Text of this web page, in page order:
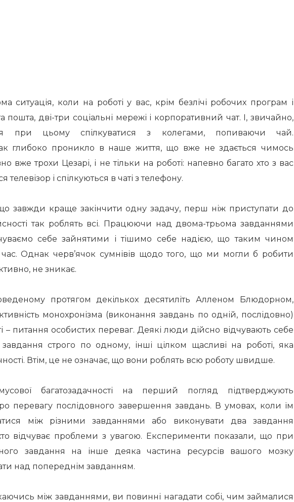
ситуація, коли на роботі у вас, крім безлічі робочих програм і
пошта, дві-три соціальні мережі і корпоративний чат. І, звичайно,
при цьому спілкуватися з колегами, попиваючи чай.
глибоко проникло в наше життя, що вже не здається чимось
вже трохи Цезарі, і не тільки на роботі: напевно багато хто з вас
і спілкуються в чаті з телефону.
завжди краще закінчити одну задачу, перш ніж приступати до
так роблять всі. Працюючи над двома-трьома завданнями
себе зайнятими і тішимо себе надією, що таким чином
час.Однак черв’ячок сумнівів щодо того, що ми могли б робити
не зникає.
протягом декількох десятиліть Алленом Блюдорном,
монохронізма (виконання завдань по одній, послідовно)
– питання особистих переваг. Деякі люди дійсно відчувають себе
строго по одному, інші цілком щасливі на роботі, яка
Втім, це не означає, що вони роблять всю роботу швидше.
багатозадачності на перший погляд підтверджують
перевагу послідовного завершення завдань. В умовах, коли їм
між різними завданнями або виконувати два завдання
відчуває проблеми з увагою. Експерименти показали, що при
завдання на інше деяка частина ресурсів вашого мозку
над попереднім завданням.
між завданнями, ви повинні нагадати собі, чим займалися